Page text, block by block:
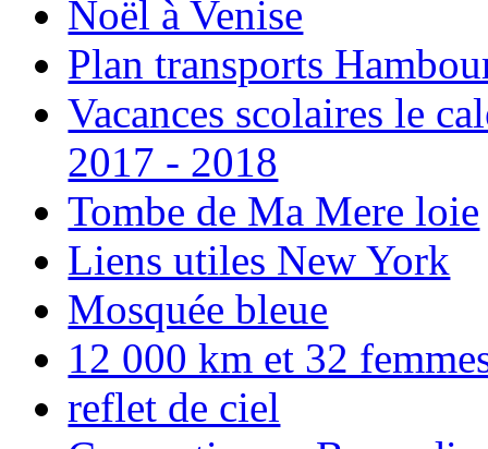
Noël à Venise
Plan transports
Vacances scolaires le
2017 - 2018
Tombe de Ma Mere loie
Liens utiles New York
Mosquée bleue
12 000 km et 32
reflet de ciel